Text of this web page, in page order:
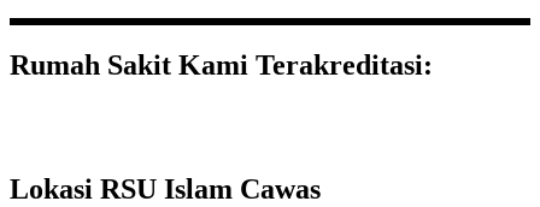
Rumah Sakit Kami Terakreditasi:
Lokasi RSU Islam Cawas